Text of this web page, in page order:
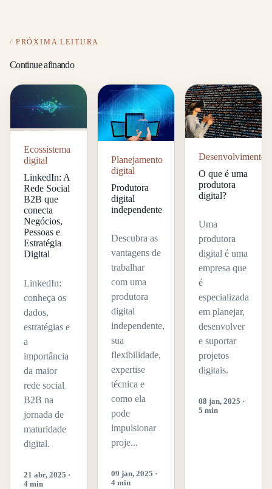
PRÓXIMA LEITURA
Continue afinando
Ecossistema
digital
LinkedIn: A
Rede Social
B2B que
conecta
Negócios,
Pessoas e
Estratégia
Digital
LinkedIn:
conheça os
dados,
estratégias e
a
importância
da maior
rede social
B2B na
jornada de
maturidade
digital.
21 abr, 2025 ·
4 min
Planejamento
digital
Produtora
digital
independente
Descubra as
vantagens de
trabalhar
com uma
produtora
digital
independente,
sua
flexibilidade,
expertise
técnica e
como ela
pode
impulsionar
proje...
09 jan, 2025 ·
4 min
Desenvolvimento
O que é uma
produtora
digital?
Uma
produtora
digital é uma
empresa que
é
especializada
em planejar,
desenvolver
e suportar
projetos
digitais.
08 jan, 2025 ·
5 min